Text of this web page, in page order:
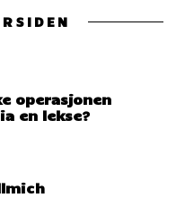
operasjonen
en lekse?